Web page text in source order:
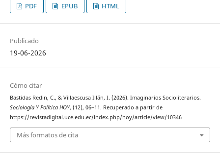
PDF EPUB HTML
Publicado
19-06-2026
Cómo citar
Bastidas Redin, C., & Villaescusa Illán, I. (2026). Imaginarios Socioliterarios.
Sociología Y Política HOY, (12), 06–11. Recuperado a partir de
https://revistadigital.uce.edu.ec/index.php/hoy/article/view/10346
Más formatos de cita